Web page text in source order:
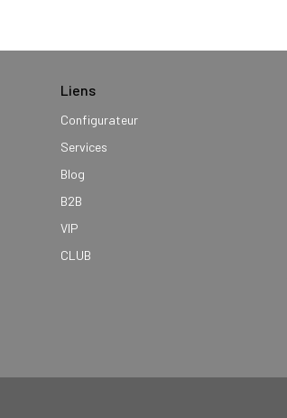
Liens
Configurateur
Services
Blog
B2B
VIP
CLUB